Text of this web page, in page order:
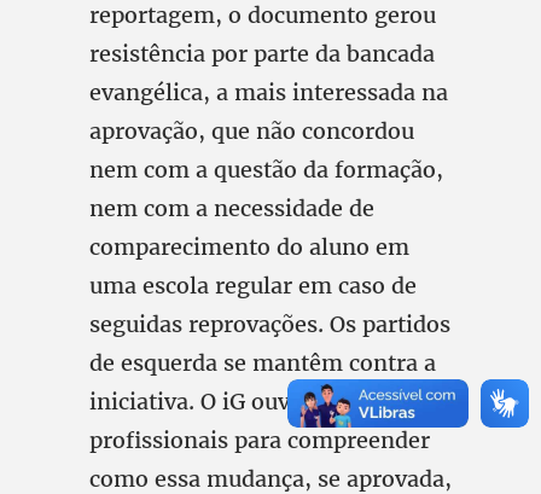
reportagem, o documento gerou
resistência por parte da bancada
evangélica, a mais interessada na
aprovação, que não concordou
nem com a questão da formação,
nem com a necessidade de
comparecimento do aluno em
uma escola regular em caso de
seguidas reprovações. Os partidos
de esquerda se mantêm contra a
iniciativa. O iG ouviu
profissionais para compreender
como essa mudança, se aprovada,